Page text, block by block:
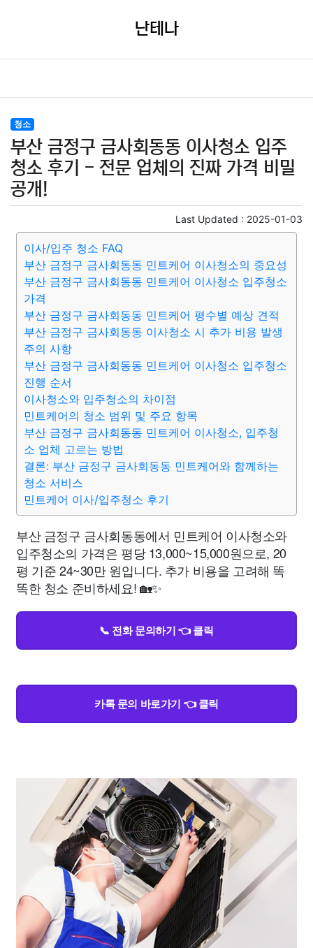
난테나
청소
부산 금정구 금사회동동 이사청소 입주
청소 후기 - 전문 업체의 진짜 가격 비밀
공개!
Last Updated : 2025-01-03
이사/입주 청소 FAQ
부산 금정구 금사회동동 민트케어 이사청소의 중요성
부산 금정구 금사회동동 민트케어 이사청소 입주청소
가격
부산 금정구 금사회동동 민트케어 평수별 예상 견적
부산 금정구 금사회동동 이사청소 시 추가 비용 발생
주의 사항
부산 금정구 금사회동동 민트케어 이사청소 입주청소
진행 순서
이사청소와 입주청소의 차이점
민트케어의 청소 범위 및 주요 항목
부산 금정구 금사회동동 민트케어 이사청소, 입주청
소 업체 고르는 방법
결론: 부산 금정구 금사회동동 민트케어와 함께하는
청소 서비스
민트케어 이사/입주청소 후기
부산 금정구 금사회동동에서 민트케어 이사청소와
입주청소의 가격은 평당 13,000~15,000원으로, 20
평 기준 24~30만 원입니다. 추가 비용을 고려해 똑
똑한 청소 준비하세요! 🏡✨
📞 전화 문의하기 👈 클릭
카톡 문의 바로가기 👈 클릭